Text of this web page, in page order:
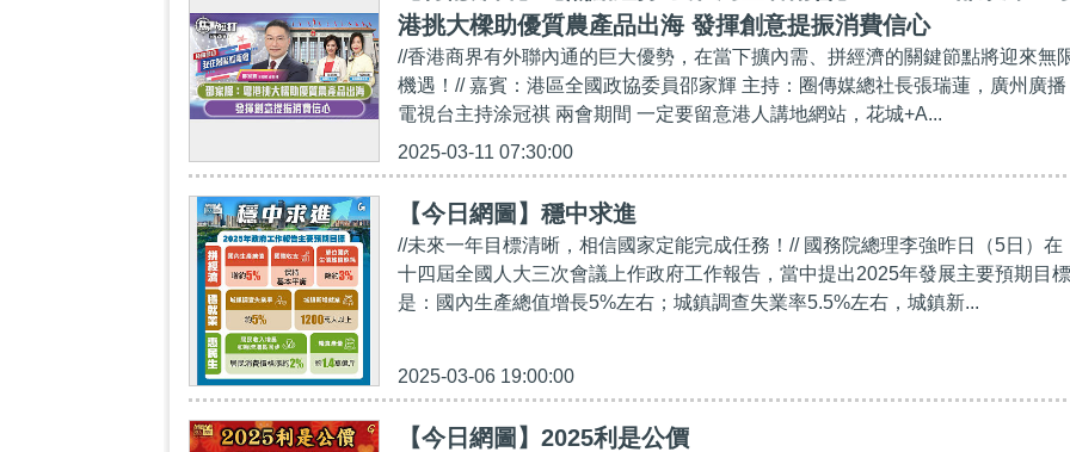
港挑大樑助優質農產品出海 發揮創意提振消費信心
//香港商界有外聯內通的巨大優勢，在當下擴內需、拼經濟的關鍵節點將迎來無
機遇！// 嘉賓：港區全國政協委員邵家輝 主持：圈傳媒總社長張瑞蓮，廣州廣播
電視台主持涂冠祺 兩會期間 一定要留意港人講地網站，花城+A...
2025-03-11 07:30:00
【今日網圖】穩中求進
//未來一年目標清晰，相信國家定能完成任務！// 國務院總理李強昨日（5日）在
十四屆全國人大三次會議上作政府工作報告，當中提出2025年發展主要預期目標
是：國內生產總值增長5%左右；城鎮調查失業率5.5%左右，城鎮新...
2025-03-06 19:00:00
【今日網圖】2025利是公價